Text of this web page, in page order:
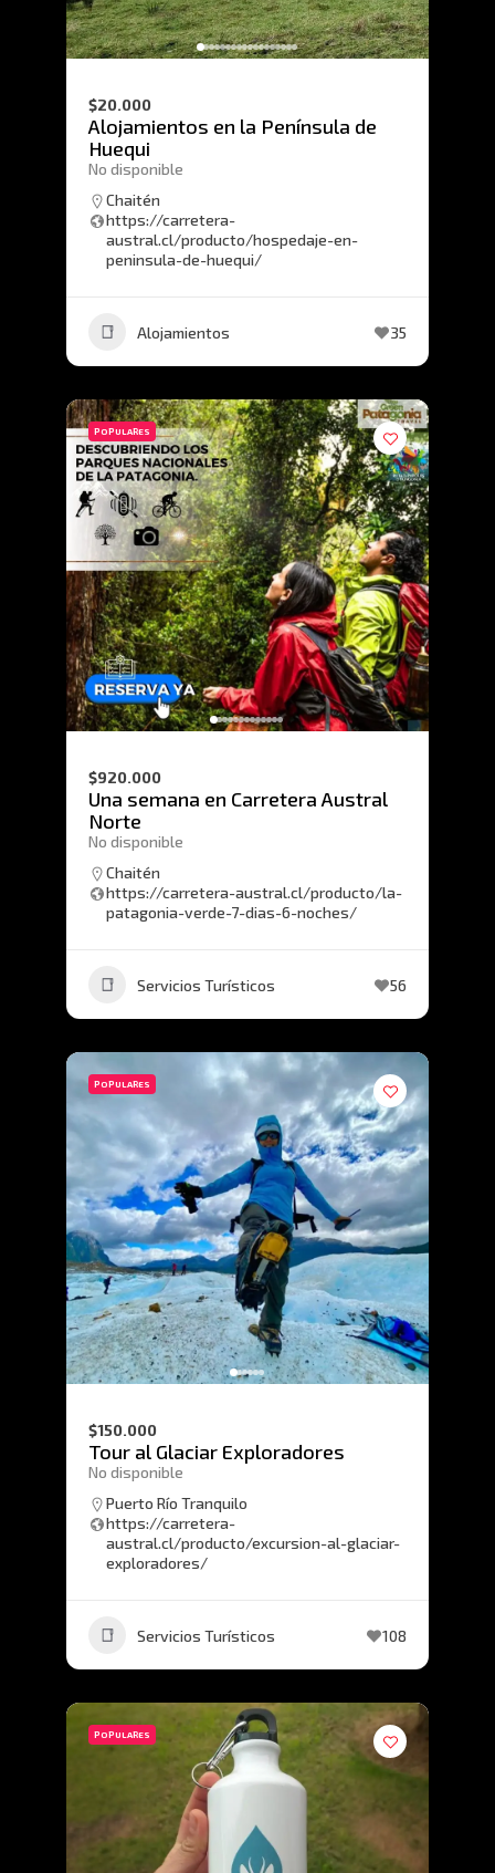
$20.000
Alojamientos en la Península de
Huequi
No disponible
Chaitén
https://carretera-
austral.cl/producto/hospedaje-en-
peninsula-de-huequi/
Alojamientos 35
POPULARES
$920.000
Una semana en Carretera Austral
Norte
No disponible
Chaitén
https://carretera-austral.cl/producto/la-
patagonia-verde-7-dias-6-noches/
Servicios Turísticos 56
POPULARES
$150.000
Tour al Glaciar Exploradores
No disponible
Puerto Río Tranquilo
https://carretera-
austral.cl/producto/excursion-al-glaciar-
exploradores/
Servicios Turísticos 108
POPULARES